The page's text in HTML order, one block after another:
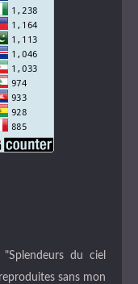
du ciel
sans mon